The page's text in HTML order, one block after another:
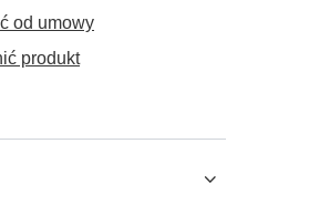
od umowy
produkt